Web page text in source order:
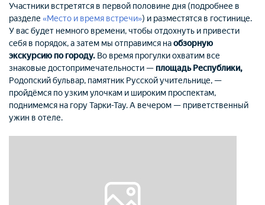
Участники встретятся в первой половине дня (подробнее в
разделе «Место и время встречи») и разместятся в гостинице.
У вас будет немного времени, чтобы отдохнуть и привести
себя в порядок, а затем мы отправимся наобзорную
экскурсию по городу. Во время прогулки охватим все
знаковые достопримечательности —площадь Республики,
Родопский бульвар, памятник Русской учительнице, —
пройдёмся по узким улочкам и широким проспектам,
поднимемся на гору Тарки-Тау. А вечером — приветственный
ужин в отеле.